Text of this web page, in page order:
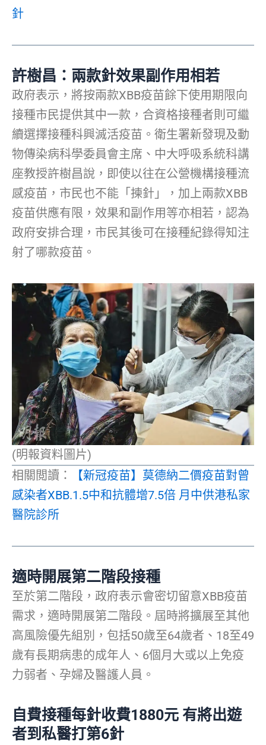
針
許樹昌：兩款針效果副作用相若
政府表示，將按兩款XBB疫苗餘下使用期限向
接種市民提供其中一款，合資格接種者則可繼
續選擇接種科興滅活疫苗。衛生署新發現及動
物傳染病科學委員會主席、中大呼吸系統科講
座教授許樹昌說，即使以往在公營機構接種流
感疫苗，市民也不能「揀針」，加上兩款XBB
疫苗供應有限，效果和副作用等亦相若，認為
政府安排合理，市民其後可在接種紀錄得知注
射了哪款疫苗。
(明報資料圖片)
相關閲讀：
【新冠疫苗】莫德納二價疫苗對曾
感染者XBB.1.5中和抗體增7.5倍 月中供港私家
醫院診所
適時開展第二階段接種
至於第二階段，政府表示會密切留意XBB疫苗
需求，適時開展第二階段。屆時將擴展至其他
高風險優先組別，包括50歲至64歲者、18至49
歲有長期病患的成年人、6個月大或以上免疫
力弱者、孕婦及醫護人員。
自費接種每針收費1880元 有將出遊
者到私醫打第6針